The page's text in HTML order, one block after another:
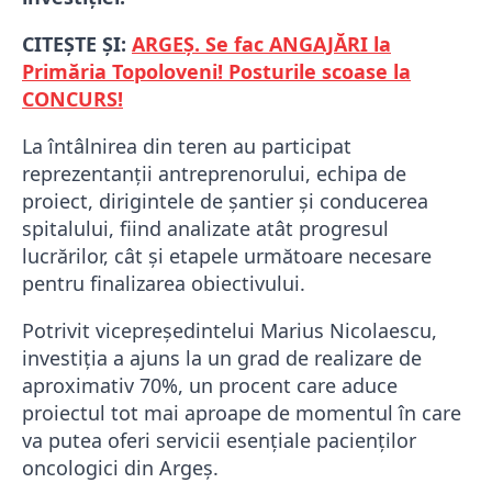
CITEȘTE ȘI: ARGEȘ. Se fac ANGAJĂRI la
Primăria Topoloveni! Posturile scoase la
CONCURS!
La întâlnirea din teren au participat
reprezentanții antreprenorului, echipa de
proiect, dirigintele de șantier și conducerea
spitalului, fiind analizate atât progresul
lucrărilor, cât și etapele următoare necesare
pentru finalizarea obiectivului.
Potrivit vicepreședintelui Marius Nicolaescu,
investiția a ajuns la un grad de realizare de
aproximativ 70%, un procent care aduce
proiectul tot mai aproape de momentul în care
va putea oferi servicii esențiale pacienților
oncologici din Argeș.